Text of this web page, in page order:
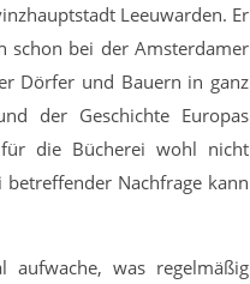
Leeuwarden. Er
schon bei der Amsterdamer
Dörfer und Bauern in ganz
der Geschichte Europas
die Bücherei wohl nicht
Nachfrage kann
was regelmäßig